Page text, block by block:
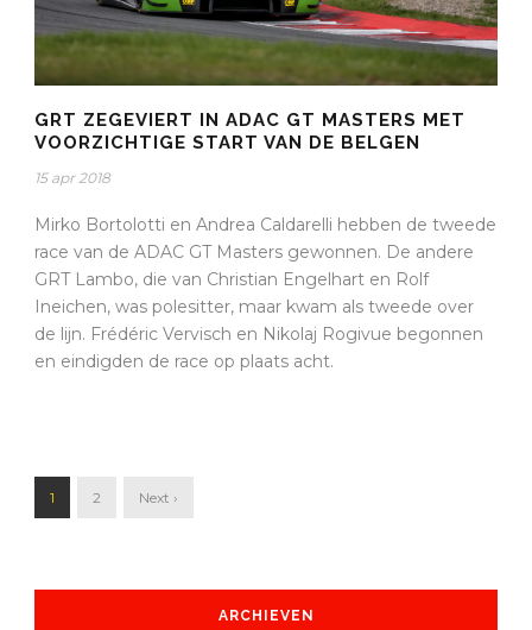
GRT ZEGEVIERT IN ADAC GT MASTERS MET
VOORZICHTIGE START VAN DE BELGEN
15 apr 2018
Mirko Bortolotti en Andrea Caldarelli hebben de tweede
race van de ADAC GT Masters gewonnen. De andere
GRT Lambo, die van Christian Engelhart en Rolf
Ineichen, was polesitter, maar kwam als tweede over
de lijn. Frédéric Vervisch en Nikolaj Rogivue begonnen
en eindigden de race op plaats acht.
1 2 Next ›
ARCHIEVEN